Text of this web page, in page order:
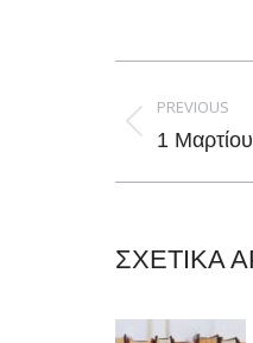
navigation
PREVIOUS
Previous
1
ΣΧΕΤΙΚΑ